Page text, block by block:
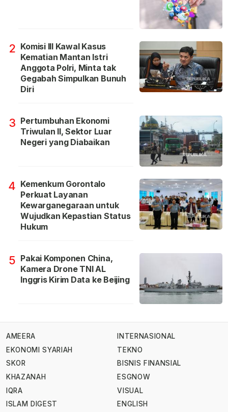
2 Komisi III Kawal Kasus
Kematian Mantan Istri
Anggota Polri, Minta tak
Gegabah Simpulkan Bunuh
Diri
3 Pertumbuhan Ekonomi
Triwulan II, Sektor Luar
Negeri yang Diabaikan
4 Kemenkum Gorontalo
Perkuat Layanan
Kewarganegaraan untuk
Wujudkan Kepastian Status
Hukum
5 Pakai Komponen China,
Kamera Drone TNI AL
Inggris Kirim Data ke Beijing
AMEERA
EKONOMI SYARIAH
SKOR
KHAZANAH
IQRA
ISLAM DIGEST
INTERNASIONAL
TEKNO
BISNIS FINANSIAL
ESGNOW
VISUAL
ENGLISH